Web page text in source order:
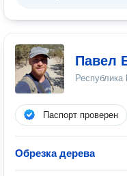
Павел
Паспорт проверен
Обрезка дерева